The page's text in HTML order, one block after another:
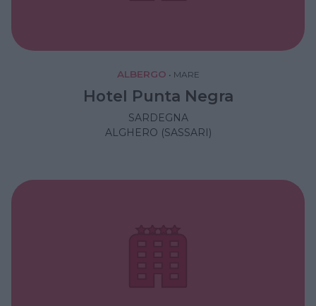
ALBERGO • MARE
Hotel Punta Negra
SARDEGNA
ALGHERO (SASSARI)